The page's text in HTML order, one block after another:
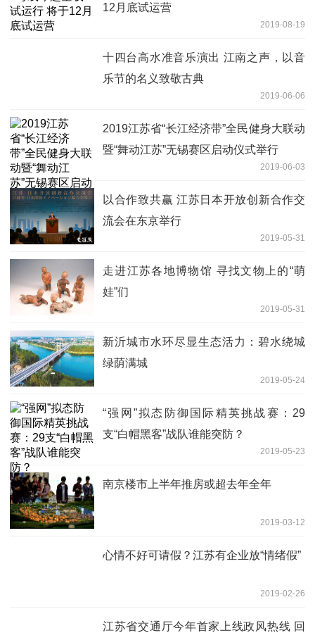
12月底试运营
2019-08-19
十四台高水准音乐演出 江南之声，以音
乐节的名义致敬古典
2019-06-06
2019江苏省“长江经济带”全民健身大联动
暨“舞动江苏”无锡赛区启动仪式举行
2019-06-03
以合作致共赢 江苏日本开放创新合作交
流会在东京举行
2019-05-31
走进江苏各地博物馆 寻找文物上的“萌
娃”们
2019-05-31
新沂城市水环尽显生态活力：碧水绕城
绿荫满城
2019-05-24
“强网”拟态防御国际精英挑战赛：29
支“白帽黑客”战队谁能突防？
2019-05-23
南京楼市上半年推房或超去年全年
2019-03-12
心情不好可请假？江苏有企业放“情绪假”
2019-02-26
江苏省交通厅今年首家上线政风热线 回